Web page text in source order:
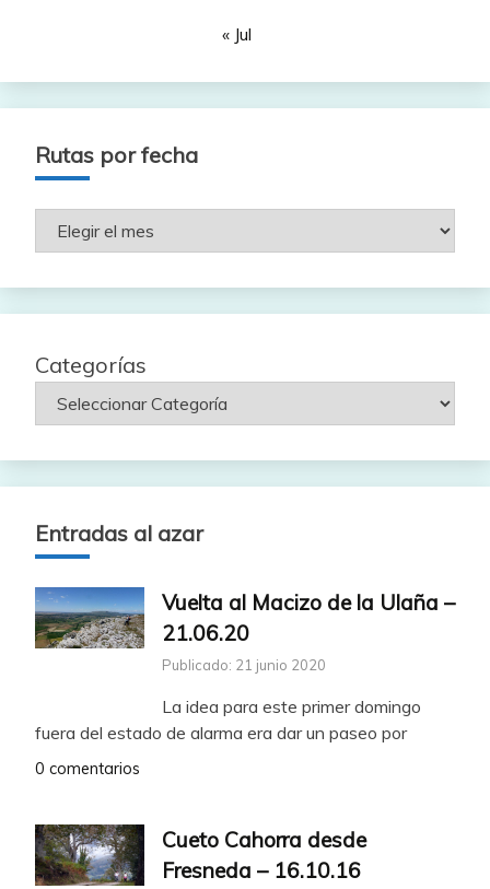
« Jul
Rutas por fecha
Rutas
Categorías
Entradas al azar
Vuelta al Macizo de la Ulaña –
21.06.20
Publicado: 21 junio 2020
La idea para este primer domingo
fuera del estado de alarma era dar un paseo por
0 comentarios
Cueto Cahorra desde
Fresneda – 16.10.16